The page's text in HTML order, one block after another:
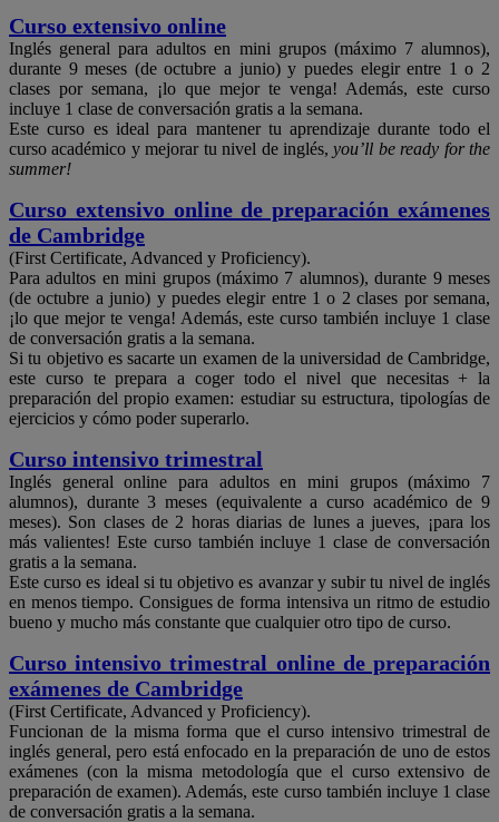
Curso extensivo online
Inglés general para adultos en mini grupos (máximo 7 alumnos),
durante 9 meses (de octubre a junio) y puedes elegir entre 1 o 2
clases por semana, ¡lo que mejor te venga! Además, este curso
incluye 1 clase de conversación gratis a la semana.
Este curso es ideal para mantener tu aprendizaje durante todo el
curso académico y mejorar tu nivel de inglés,you’ll be ready for the
summer!
Curso extensivo online de preparación exámenes
de Cambridge
(First Certificate, Advanced y Proficiency).
Para adultos en mini grupos (máximo 7 alumnos), durante 9 meses
(de octubre a junio) y puedes elegir entre 1 o 2 clases por semana,
¡lo que mejor te venga! Además, este curso también incluye 1 clase
de conversación gratis a la semana.
Si tu objetivo es sacarte un examen de la universidad de Cambridge,
este curso te prepara a coger todo el nivel que necesitas + la
preparación del propio examen: estudiar su estructura, tipologías de
ejercicios y cómo poder superarlo.
Curso intensivo trimestral
Inglés general online para adultos en mini grupos (máximo 7
alumnos), durante 3 meses (equivalente a curso académico de 9
meses). Son clases de 2 horas diarias de lunes a jueves, ¡para los
más valientes! Este curso también incluye 1 clase de conversación
gratis a la semana.
Este curso es ideal si tu objetivo es avanzar y subir tu nivel de inglés
en menos tiempo. Consigues de forma intensiva un ritmo de estudio
bueno y mucho más constante que cualquier otro tipo de curso.
Curso intensivo trimestral online de preparación
exámenes de Cambridge
(First Certificate, Advanced y Proficiency).
Funcionan de la misma forma que el curso intensivo trimestral de
inglés general, pero está enfocado en la preparación de uno de estos
exámenes (con la misma metodología que el curso extensivo de
preparación de examen). Además, este curso también incluye 1 clase
de conversación gratis a la semana.